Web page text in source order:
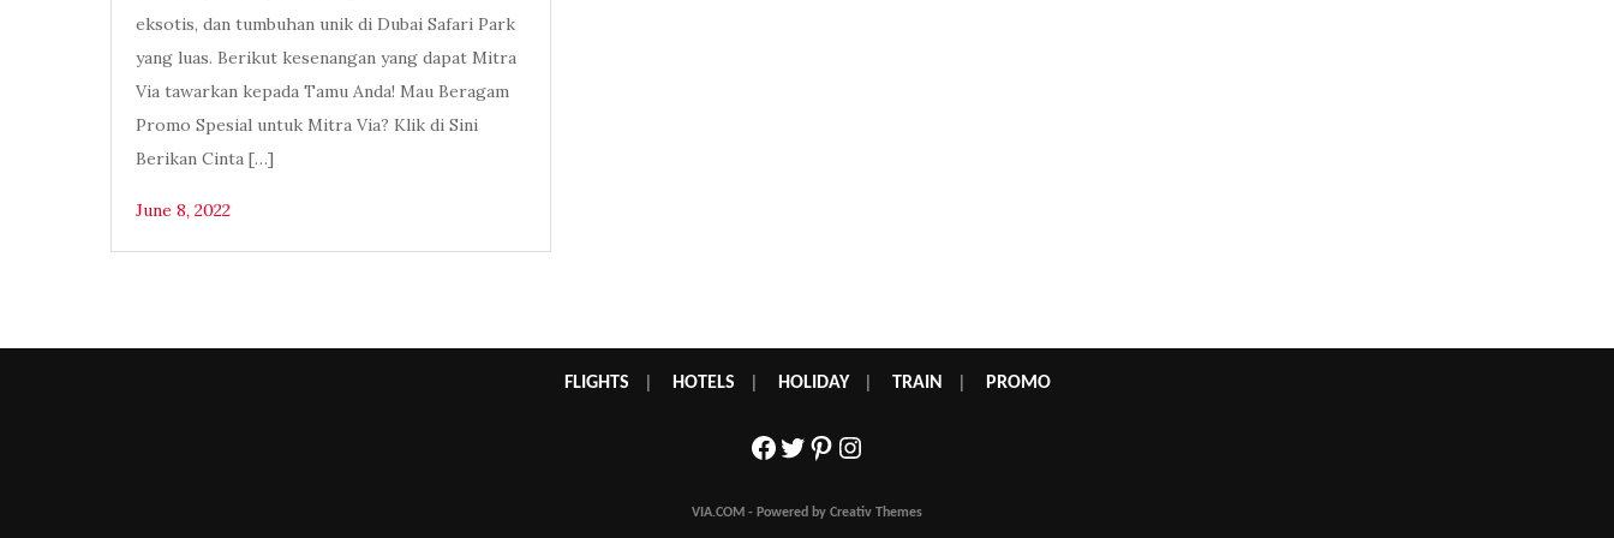
eksotis, dan tumbuhan unik di Dubai Safari Park
yang luas. Berikut kesenangan yang dapat Mitra
Via tawarkan kepada Tamu Anda! Mau Beragam
Promo Spesial untuk Mitra Via? Klik di Sini
Berikan Cinta […]
June 8, 2022
FLIGHTS HOTELS HOLIDAY| TRAIN PROMO
Facebook
Twitter
Pinterest
Instagram
VIA.COM - Powered by Creativ Themes